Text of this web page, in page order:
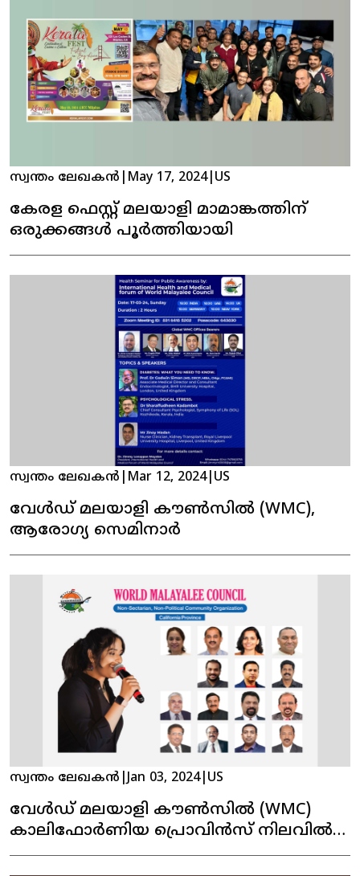
സ്വന്തം ലേഖകൻ May 17, 2024| US
കേരള ഫെസ്റ്റ് മലയാളി മാമാങ്കത്തിന്
ഒരുക്കങ്ങൾ പൂർത്തിയായി
സ്വന്തം ലേഖകൻ Mar 12, 2024| US
വേൾഡ് മലയാളി കൗൺസിൽ (WMC),
ആരോഗ്യ സെമിനാർ
സ്വന്തം ലേഖകൻ Jan 03, 2024| US
വേൾഡ് മലയാളി കൗൺസിൽ (WMC)
കാലിഫോർണിയ പ്രൊവിൻസ് നിലവിൽ
വന്നു. പ്രശസ്ത പിന്നണി ഗായിക